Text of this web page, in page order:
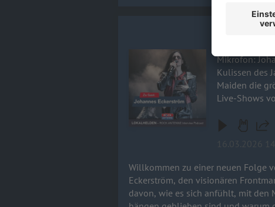
Audiotitel - Johannes Eckerström /
Willkommen
Mikrofon: Johannes
Kulissen des
Maiden die
Live-Shows
Willkommen zu einer neuen Folge
Eckerström, den visionären Frontmann von Avatar. Johannes nimmt uns mit hinter die Kulissen
davon, wie es sich anfühlt, mit den